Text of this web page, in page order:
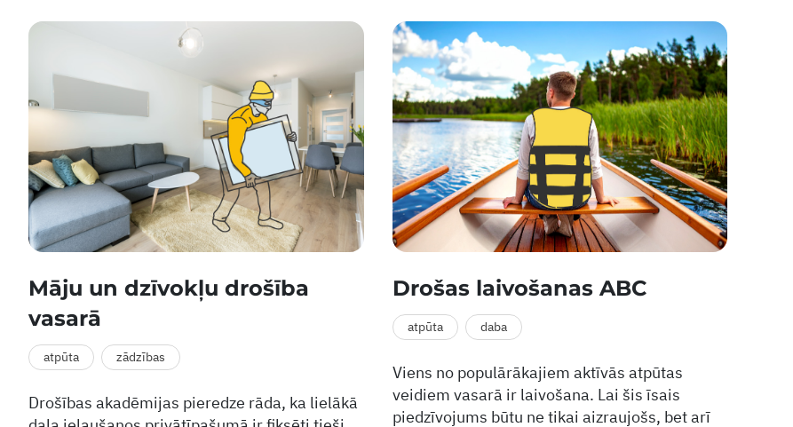
Māju un dzīvokļu drošība
vasarā
atpūta zādzības
Drošības akadēmijas pieredze rāda, ka lielākā
Drošas laivošanas ABC
atpūta daba
Viens no populārākajiem aktīvās atpūtas
veidiem vasarā ir laivošana. Lai šis īsais
piedzīvojums būtu ne tikai aizraujošs, bet arī